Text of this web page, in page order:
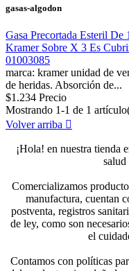
gasas-algodon
Gasa Precortada Esteril
Kramer Sobre X 3 Es
01003085
marca: kramer unidad de
de heridas. Absorción de...
$1.234 Precio
Mostrando 1-1 de 1
Volver arriba 
¡Hola! en nuestra tienda
Comercializamos
manufactura, cuentan
postventa, registros
de ley, como son
el
Contamos con políticas